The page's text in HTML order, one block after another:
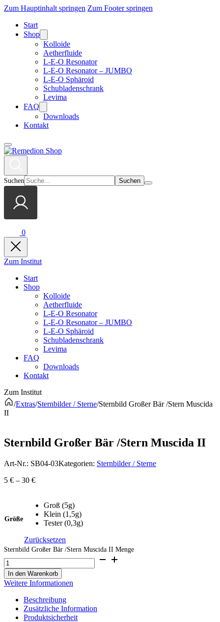
Zum Hauptinhalt springen Zum Footer springen
Start
Shop
Kolloide
Aetherfluide
L-E-O Resonator
L-E-O Resonator – JUMBO
L-E-O Sphäroid
Schubladenschrank
Levima
FAQ
Downloads
Kontakt
Suchen
0
Zum Institut
Start
Shop
Kolloide
Aetherfluide
L-E-O Resonator
L-E-O Resonator – JUMBO
L-E-O Sphäroid
Schubladenschrank
Levima
FAQ
Downloads
Kontakt
Zum Institut
/Extras/Sternbilder / Sterne/Sternbild Großer Bär /Stern Muscida
II
Sternbild Großer Bär /Stern Muscida II
Art-Nr.: SB04-03Kategorien: Sternbilder / Sterne
5 € – 30 €
Größe
Groß (5g)
Klein (1,5g)
Tester (0,3g)
Zurücksetzen
Sternbild Großer Bär /Stern Muscida II Menge
In den Warenkorb
Weitere Informationen
Beschreibung
Zusätzliche Information
Produktsicherheit